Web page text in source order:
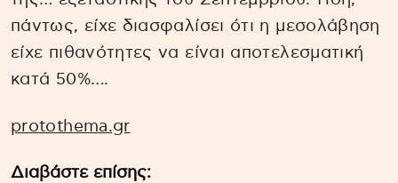
πάντως, είχε διασφαλίσει ότι η μεσολάβηση
είχε πιθανότητες να είναι αποτελεσματική
κατά 50%….
protothema.gr
Διαβάστε επίσης: